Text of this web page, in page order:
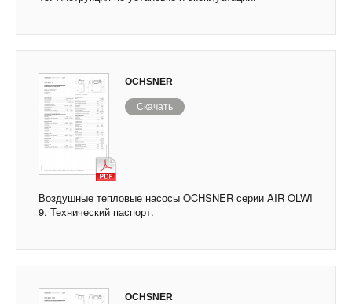
OCHSNER
Скачать
Воздушные тепловые насосы OCHSNER серии AIR OLWI
9. Технический паспорт.
OCHSNER